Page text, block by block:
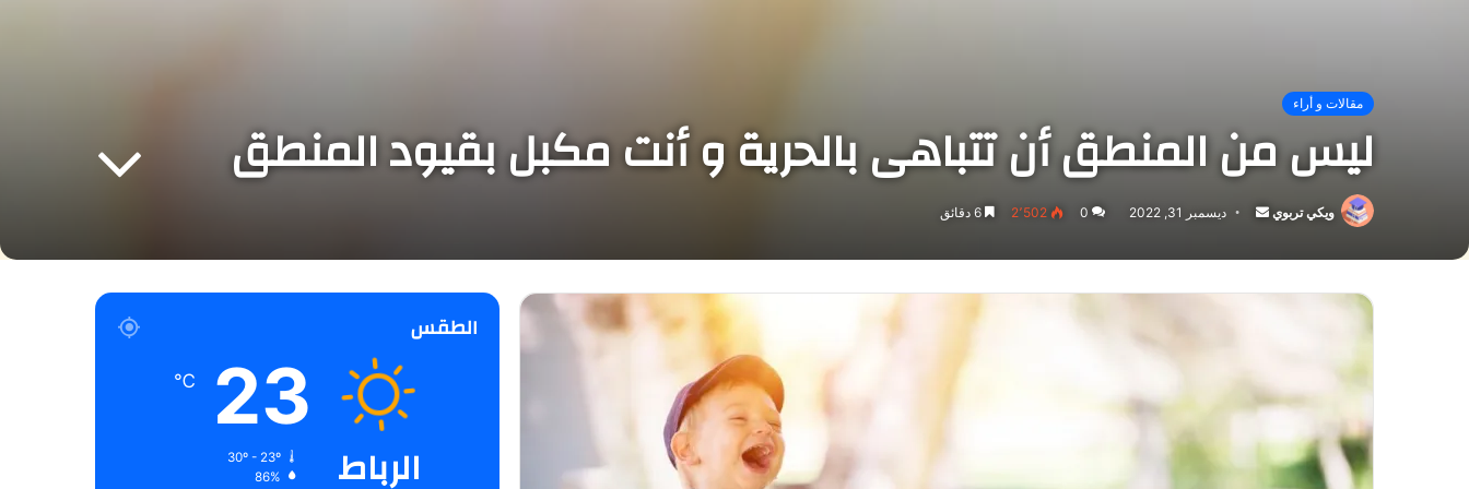
مقالات و أراء
ليس من المنطق أن تتباهى بالحرية و أنت مكبل بقيود المنطق
ويكي تربوي
أرسل
إلكترونيا
ديسمبر 31, 2022 0 2٬502
الطقس
الرباط
23
℃
30º - 23º
86%